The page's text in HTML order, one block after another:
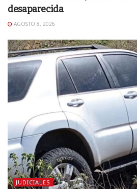
desaparecida
AGOSTO 8, 2026
JUDICIALES